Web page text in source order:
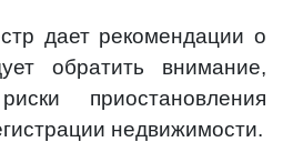
дает рекомендации о
обратить внимание,
приостановления
недвижимости.